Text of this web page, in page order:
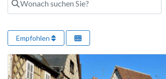
Empfohlen